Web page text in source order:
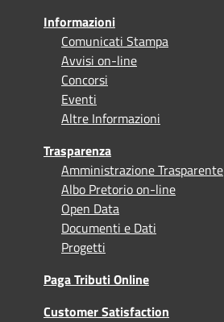
Informazioni
Comunicati Stampa
Avvisi on-line
Concorsi
Eventi
Altre Informazioni
Trasparenza
Amministrazione Trasparente
Albo Pretorio on-line
Open Data
Documenti e Dati
Progetti
Paga Tributi Online
Customer Satisfaction